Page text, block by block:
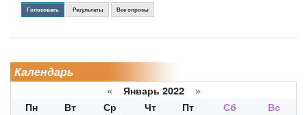
Голосовать Результаты Все опросы
Календарь
« Январь 2022 »
Пн
Вт Ср Чт Пт Сб
Вс